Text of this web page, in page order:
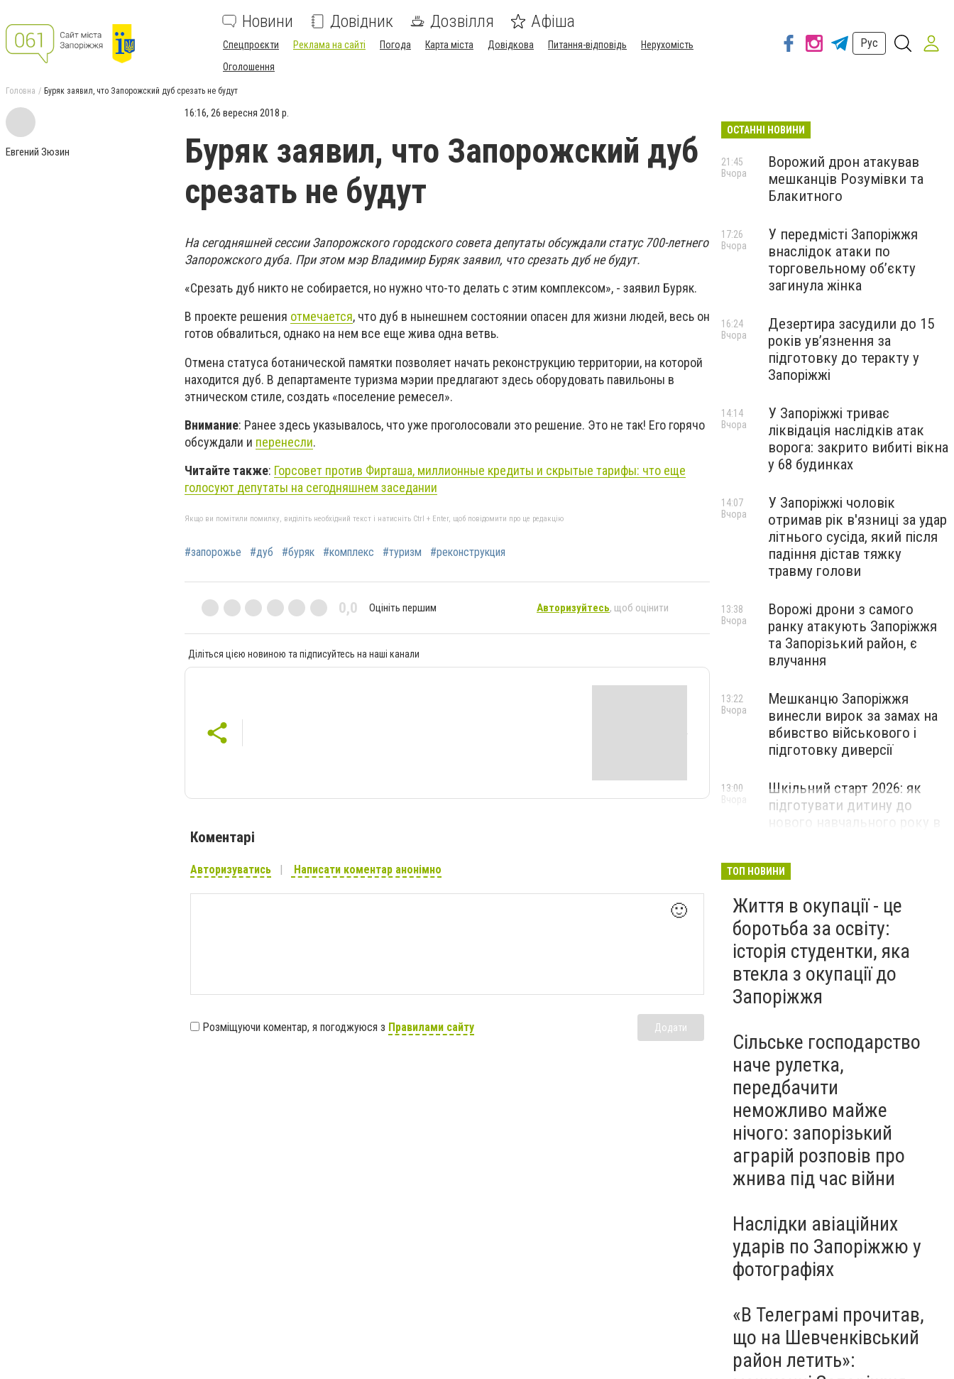
Новини Довідник Дозвілля Афіша
Спецпроєкти Реклама на сайті Погода Карта міста Довідкова Питання-відповідь
Нерухомість
Оголошення
Рус
Головна Буряк заявил, что Запорожский дуб срезать не будут
Евгений Зюзин
16:16, 26 вересня 2018 р.
Буряк заявил, что Запорожский дуб
срезать не будут
На сегодняшней сессии Запорожского городского совета депутаты обсуждали статус 700-летнего
Запорожского дуба. При этом мэр Владимир Буряк заявил, что срезать дуб не будут.
«Срезать дуб никто не собирается, но нужно что-то делать с этим комплексом», - заявил Буряк.
В проекте решения отмечается, что дуб в нынешнем состоянии опасен для жизни людей, весь он
готов обвалиться, однако на нем все еще жива одна ветвь.
Отмена статуса ботанической памятки позволяет начать реконструкцию территории, на которой
находится дуб. В департаменте туризма мэрии предлагают здесь оборудовать павильоны в
этническом стиле, создать «поселение ремесел».
Внимание: Ранее здесь указывалось, что уже проголосовали это решение. Это не так! Его горячо
обсуждали и перенесли.
Читайте также: Горсовет против Фирташа, миллионные кредиты и скрытые тарифы: что еще
голосуют депутаты на сегодняшнем заседании
Якщо ви помітили помилку, виділіть необхідний текст і натисніть Ctrl + Enter, щоб повідомити про це редакцію
#запорожье #дуб #буряк #комплекс #туризм #реконструкция
0,0 Оцініть першим Авторизуйтесь, щоб оцінити
Діліться цією новиною та підписуйтесь на наші канали
Коментарі
Авторизуватись Написати коментар анонімно
🙂
Розміщуючи коментар, я погоджуюся з Правилами сайту Додати
ОСТАННІ НОВИНИ
Ворожий дрон атакував
мешканців Розумівки та
Блакитного
21:45
Вчора
У передмісті Запоріжжя
внаслідок атаки по
торговельному обʼєкту
загинула жінка
17:26
Вчора
Дезертира засудили до 15
років увʼязнення за
підготовку до теракту у
Запоріжжі
16:24
Вчора
У Запоріжжі триває
ліквідація наслідків атак
ворога: закрито вибиті вікна
у 68 будинках
14:14
Вчора
У Запоріжжі чоловік
отримав рік в'язниці за удар
літнього сусіда, який після
падіння дістав тяжку
травму голови
14:07
Вчора
Ворожі дрони з самого
ранку атакують Запоріжжя
та Запорізький район, є
влучання
13:38
Вчора
Мешканцю Запоріжжя
винесли вирок за замах на
вбивство військового і
підготовку диверсії
13:22
Вчора
Шкільний старт 2026: як
підготувати дитину до
13:00
Вчора
ТОП НОВИНИ
Життя в окупації - це
боротьба за освіту:
історія студентки, яка
втекла з окупації до
Запоріжжя
Сільське господарство
наче рулетка,
передбачити
неможливо майже
нічого: запорізький
аграрій розповів про
жнива під час війни
Наслідки авіаційних
ударів по Запоріжжю у
фотографіях
«В Телеграмі прочитав,
що на Шевченківський
район летить»: